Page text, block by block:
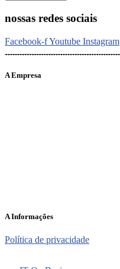
nossas redes sociais
Facebook-fYoutube Instagram
A Empresa
A Informações
Política de privacidade